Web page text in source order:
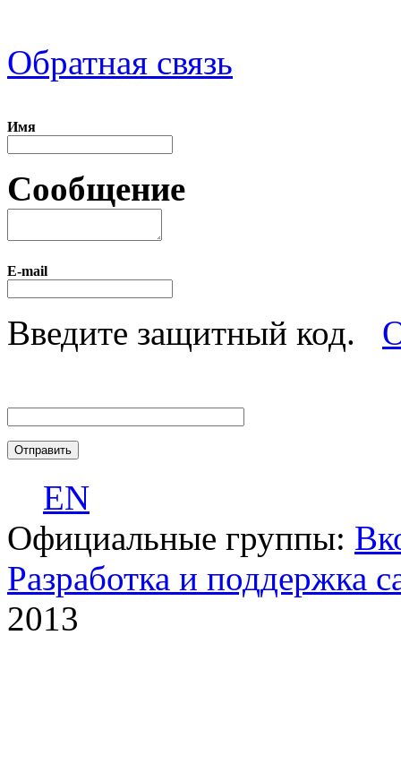
Обратная связь
Имя
Сообщение
E-mail
Введите защитный код.
EN
Официальные группы:
Разработка и поддержка
2013